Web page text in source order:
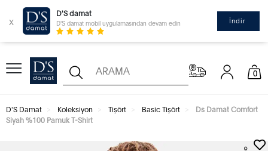
x
D'S damat
D'S damat mobil uygulamasından devam edin İndir
0
D'S Damat Koleksiyon Tişört Basic Tişört
Ds Damat Comfort
Siyah %100 Pamuk T-Shirt